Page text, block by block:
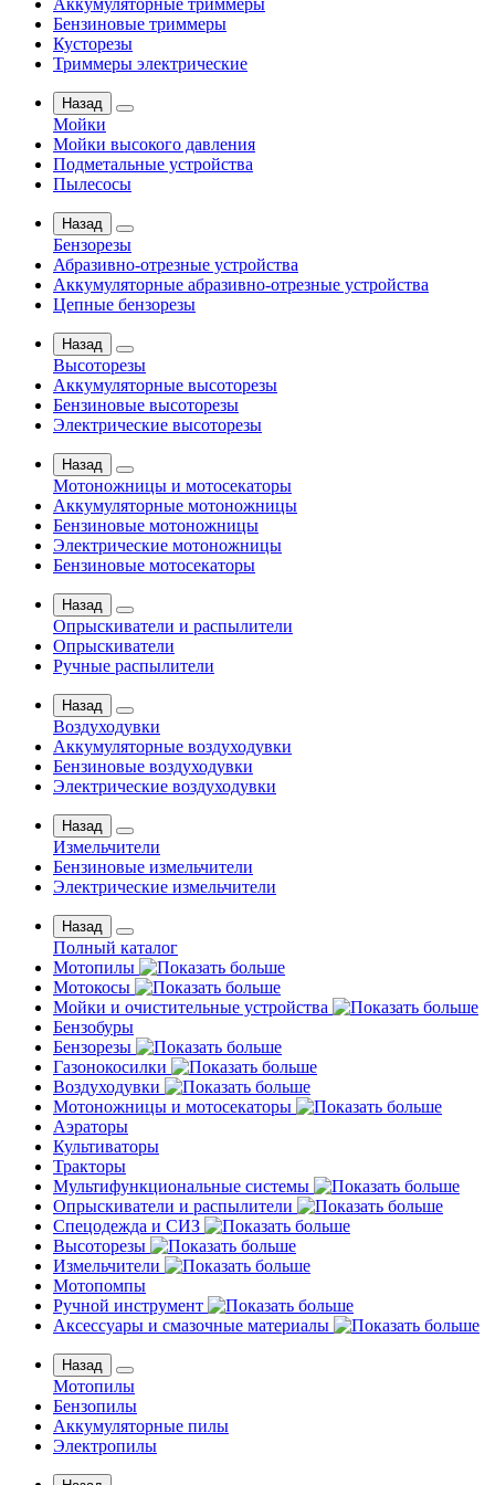
Аккумуляторные триммеры
Бензиновые триммеры
Кусторезы
Триммеры электрические
Назад
Мойки
Мойки высокого давления
Подметальные устройства
Пылесосы
Назад
Бензорезы
Абразивно-отрезные устройства
Аккумуляторные абразивно-отрезные устройства
Цепные бензорезы
Назад
Высоторезы
Аккумуляторные высоторезы
Бензиновые высоторезы
Электрические высоторезы
Назад
Мотоножницы и мотосекаторы
Аккумуляторные мотоножницы
Бензиновые мотоножницы
Электрические мотоножницы
Бензиновые мотосекаторы
Назад
Опрыскиватели и распылители
Опрыскиватели
Ручные распылители
Назад
Воздуходувки
Аккумуляторные воздуходувки
Бензиновые воздуходувки
Электрические воздуходувки
Назад
Измельчители
Бензиновые измельчители
Электрические измельчители
Назад
Полный каталог
Мотопилы
Мотокосы
Мойки и очистительные устройства
Бензобуры
Бензорезы
Газонокосилки
Воздуходувки
Мотоножницы и мотосекаторы
Аэраторы
Культиваторы
Тракторы
Мультифункциональные системы
Опрыскиватели и распылители
Спецодежда и СИЗ
Высоторезы
Измельчители
Мотопомпы
Ручной инструмент
Аксессуары и смазочные материалы
Назад
Мотопилы
Бензопилы
Аккумуляторные пилы
Электропилы